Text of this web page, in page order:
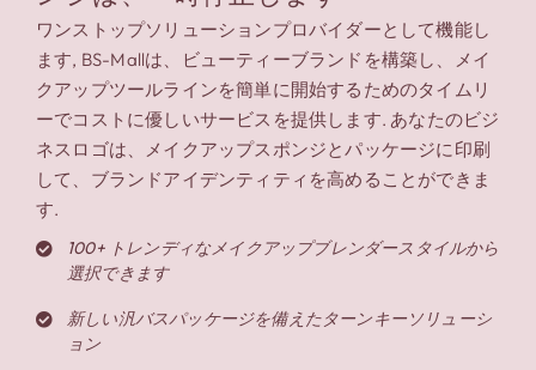
ワンストップソリューションプロバイダーとして機能し
ます, BS-Mallは、ビューティーブランドを構築し、メイ
クアップツールラインを簡単に開始するためのタイムリ
ーでコストに優しいサービスを提供します. あなたのビジ
ネスロゴは、メイクアップスポンジとパッケージに印刷
して、ブランドアイデンティティを高めることができま
す.
100+ トレンディなメイクアップブレンダースタイルから
選択できます
新しい汎バスパッケージを備えたターンキーソリューシ
ョン